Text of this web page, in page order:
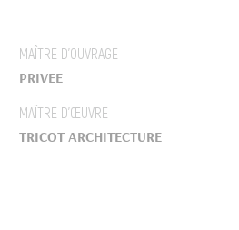
MAÎTRE D’OUVRAGE
PRIVEE
MAÎTRE D’ŒUVRE
TRICOT ARCHITECTURE